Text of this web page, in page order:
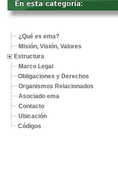
En esta categoría:
¿Qué es ema?
Misión, Visión, Valores
Estructura
Marco Legal
Obligaciones y Derechos
Organismos Relacionados
Asociado ema
Contacto
Ubicación
Códigos